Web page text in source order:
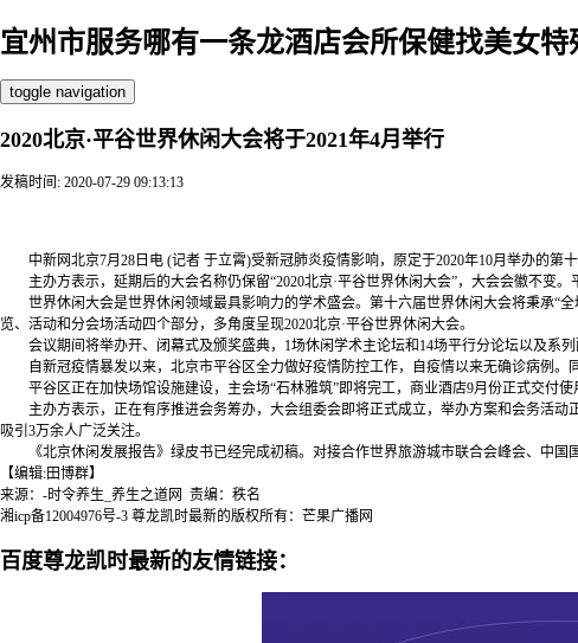
宜州市服务哪有一条龙酒店会所保健找美女
toggle navigation
2020北京·平谷世界休闲大会将于2021年4月举行
发稿时间: 2020-07-29 09:13:13
中新网北京7月28日电 (记者 于立霄)受新冠肺炎疫情影响，原定于2020年10月举办的第
主办方表示，延期后的大会名称仍保留“2020北京·平谷世界休闲大会”，大会会徽不变。
世界休闲大会是世界休闲领域最具影响力的学术盛会。第十六届世界休闲大会将秉承“全
览、活动和分会场活动四个部分，多角度呈现2020北京·平谷世界休闲大会。
会议期间将举办开、闭幕式及颁奖盛典，1场休闲学术主论坛和14场平行分论坛以及系列
自新冠疫情暴发以来，北京市平谷区全力做好疫情防控工作，自疫情以来无确诊病例。
平谷区正在加快场馆设施建设，主会场“石林雅筑”即将完工，商业酒店9月份正式交付
主办方表示，正在有序推进会务筹办，大会组委会即将正式成立，举办方案和会务活动
吸引3万余人广泛关注。
《北京休闲发展报告》绿皮书已经完成初稿。对接合作世界旅游城市联合会峰会、中国
【编辑:田博群】
来源：-时令养生_养生之道网 责编：秩名
湘icp备12004976号-3 尊龙凯时最新的版权所有：芒果广播网
百度尊龙凯时最新的友情链接：